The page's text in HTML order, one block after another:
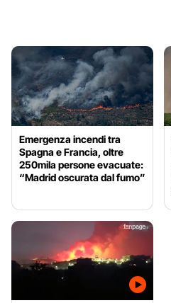
Emergenza incendi tra
Spagna e Francia, oltre
250mila persone evacuate:
“Madrid oscurata dal fumo”